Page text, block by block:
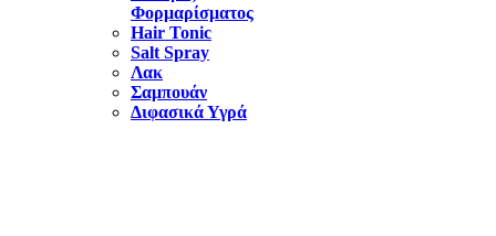
Φορμαρίσματος
Hair Tonic
Salt Spray
Λακ
Σαμπουάν
Διφασικά Υγρά